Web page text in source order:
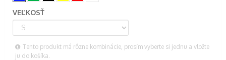
VEĽKOSŤ
Tento produkt má rôzne kombinácie, prosím vyberte si jednu a vložte
ju do košíka.